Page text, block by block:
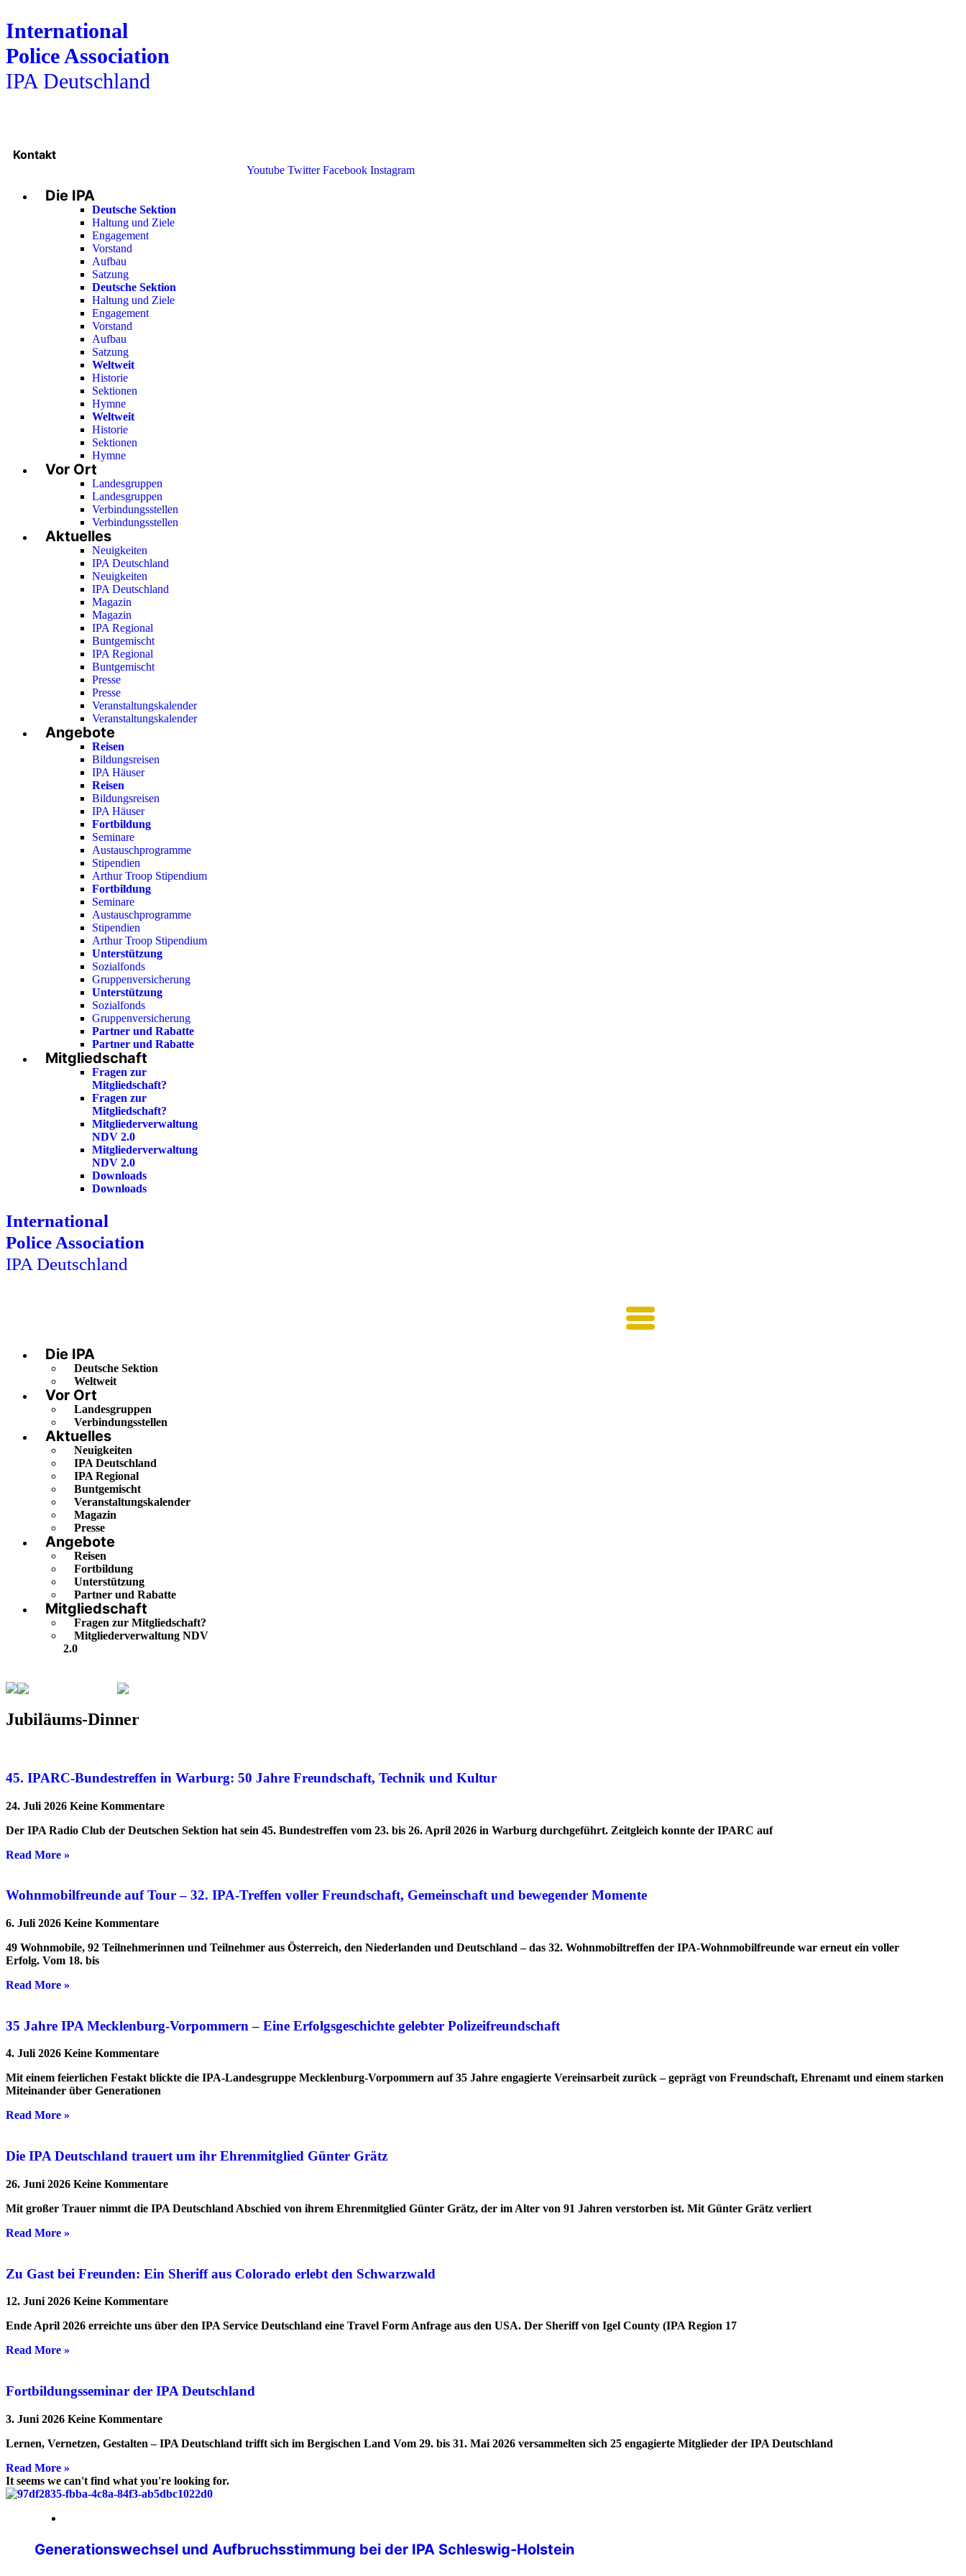
International
Police Association
IPA Deutschland
Kontakt
Youtube Twitter Facebook Instagram
Die IPA
Deutsche Sektion
Haltung und Ziele
Engagement
Vorstand
Aufbau
Satzung
Deutsche Sektion
Haltung und Ziele
Engagement
Vorstand
Aufbau
Satzung
Weltweit
Historie
Sektionen
Hymne
Weltweit
Historie
Sektionen
Hymne
Vor Ort
Landesgruppen
Landesgruppen
Verbindungsstellen
Verbindungsstellen
Aktuelles
Neuigkeiten
IPA Deutschland
Neuigkeiten
IPA Deutschland
Magazin
Magazin
IPA Regional
Buntgemischt
IPA Regional
Buntgemischt
Presse
Presse
Veranstaltungskalender
Veranstaltungskalender
Angebote
Reisen
Bildungsreisen
IPA Häuser
Reisen
Bildungsreisen
IPA Häuser
Fortbildung
Seminare
Austauschprogramme
Stipendien
Arthur Troop Stipendium
Fortbildung
Seminare
Austauschprogramme
Stipendien
Arthur Troop Stipendium
Unterstützung
Sozialfonds
Gruppenversicherung
Unterstützung
Sozialfonds
Gruppenversicherung
Partner und Rabatte
Partner und Rabatte
Mitgliedschaft
Fragen zur
Mitgliedschaft?
Fragen zur
Mitgliedschaft?
Mitgliederverwaltung
NDV 2.0
Mitgliederverwaltung
NDV 2.0
Downloads
Downloads
International
Police Association
IPA Deutschland
Main
Menu
Die IPA
Deutsche Sektion
Weltweit
Vor Ort
Landesgruppen
Verbindungsstellen
Aktuelles
Neuigkeiten
IPA Deutschland
IPA Regional
Buntgemischt
Veranstaltungskalender
Magazin
Presse
Angebote
Reisen
Fortbildung
Unterstützung
Partner und Rabatte
Mitgliedschaft
Fragen zur Mitgliedschaft?
Mitgliederverwaltung NDV
2.0
Jubiläums-Dinner
45. IPARC-Bundestreffen in Warburg: 50 Jahre Freundschaft, Technik und Kultur
24. Juli 2026 Keine Kommentare
Der IPA Radio Club der Deutschen Sektion hat sein 45. Bundestreffen vom 23. bis 26. April 2026 in Warburg durchgeführt. Zeitgleich konnte der IPARC auf
Read More »
Wohnmobilfreunde auf Tour – 32. IPA-Treffen voller Freundschaft, Gemeinschaft und bewegender Momente
6. Juli 2026 Keine Kommentare
49 Wohnmobile, 92 Teilnehmerinnen und Teilnehmer aus Österreich, den Niederlanden und Deutschland – das 32. Wohnmobiltreffen der IPA-Wohnmobilfreunde war erneut ein voller
Erfolg. Vom 18. bis
Read More »
35 Jahre IPA Mecklenburg-Vorpommern – Eine Erfolgsgeschichte gelebter Polizeifreundschaft
4. Juli 2026 Keine Kommentare
Mit einem feierlichen Festakt blickte die IPA-Landesgruppe Mecklenburg-Vorpommern auf 35 Jahre engagierte Vereinsarbeit zurück – geprägt von Freundschaft, Ehrenamt und einem starken
Miteinander über Generationen
Read More »
Die IPA Deutschland trauert um ihr Ehrenmitglied Günter Grätz
26. Juni 2026 Keine Kommentare
Mit großer Trauer nimmt die IPA Deutschland Abschied von ihrem Ehrenmitglied Günter Grätz, der im Alter von 91 Jahren verstorben ist. Mit Günter Grätz verliert
Read More »
Zu Gast bei Freunden: Ein Sheriff aus Colorado erlebt den Schwarzwald
12. Juni 2026 Keine Kommentare
Ende April 2026 erreichte uns über den IPA Service Deutschland eine Travel Form Anfrage aus den USA. Der Sheriff von Igel County (IPA Region 17
Read More »
Fortbildungsseminar der IPA Deutschland
3. Juni 2026 Keine Kommentare
Lernen, Vernetzen, Gestalten – IPA Deutschland trifft sich im Bergischen Land Vom 29. bis 31. Mai 2026 versammelten sich 25 engagierte Mitglieder der IPA Deutschland
Read More »
It seems we can't find what you're looking for.
Generationswechsel und Aufbruchsstimmung bei der IPA Schleswig-Holstein